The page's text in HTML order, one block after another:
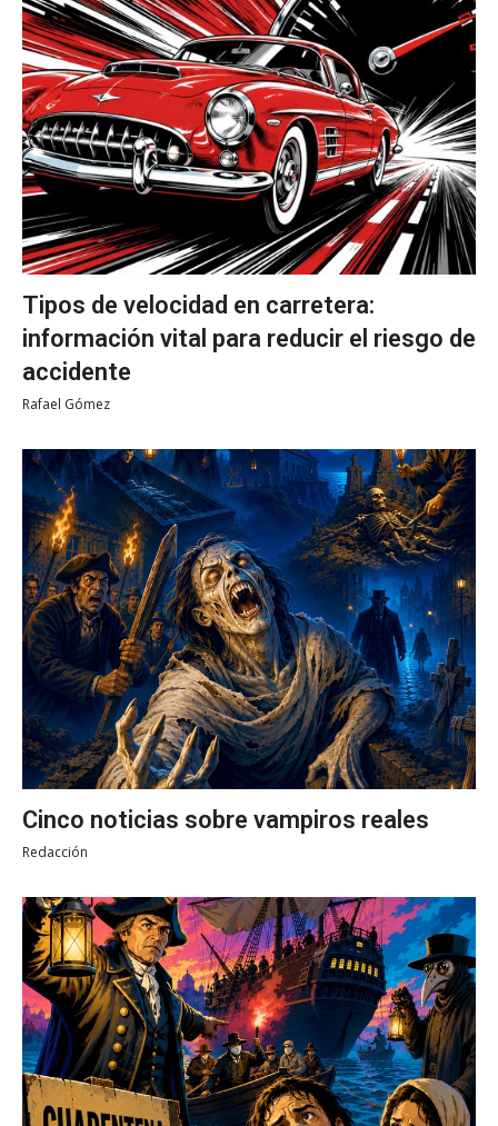
Tipos de velocidad en carretera:
información vital para reducir el riesgo de
accidente
Rafael Gómez
Cinco noticias sobre vampiros reales
Redacción